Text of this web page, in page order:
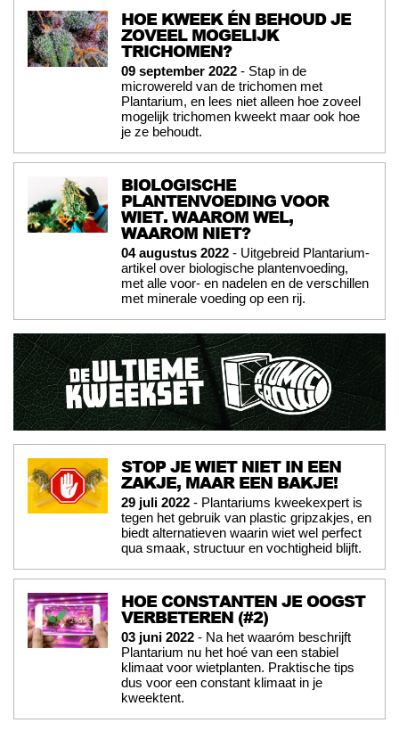
HOE KWEEK ÉN BEHOUD JE
ZOVEEL MOGELIJK
TRICHOMEN?
09 september 2022 - Stap in de
microwereld van de trichomen met
Plantarium, en lees niet alleen hoe zoveel
mogelijk trichomen kweekt maar ook hoe
je ze behoudt.
BIOLOGISCHE
PLANTENVOEDING VOOR
WIET. WAAROM WEL,
WAAROM NIET?
04 augustus 2022 - Uitgebreid Plantarium-
artikel over biologische plantenvoeding,
met alle voor- en nadelen en de verschillen
met minerale voeding op een rij.
STOP JE WIET NIET IN EEN
ZAKJE, MAAR EEN BAKJE!
29 juli 2022 - Plantariums kweekexpert is
tegen het gebruik van plastic gripzakjes, en
biedt alternatieven waarin wiet wel perfect
qua smaak, structuur en vochtigheid blijft.
HOE CONSTANTEN JE OOGST
VERBETEREN (#2)
03 juni 2022 - Na het waaróm beschrijft
Plantarium nu het hoé van een stabiel
klimaat voor wietplanten. Praktische tips
dus voor een constant klimaat in je
kweektent.